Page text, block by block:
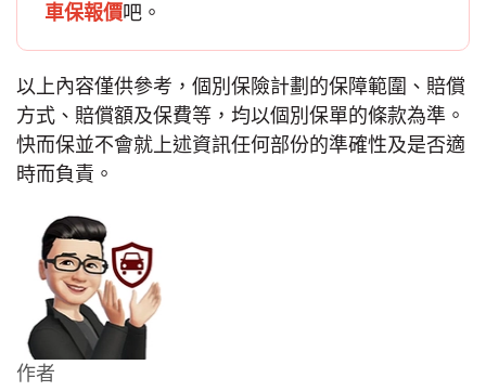
車保報價吧。
以上內容僅供參考，個別保險計劃的保障範圍、賠償
方式、賠償額及保費等，均以個別保單的條款為準。
快而保並不會就上述資訊任何部份的準確性及是否適
時而負責。
作者